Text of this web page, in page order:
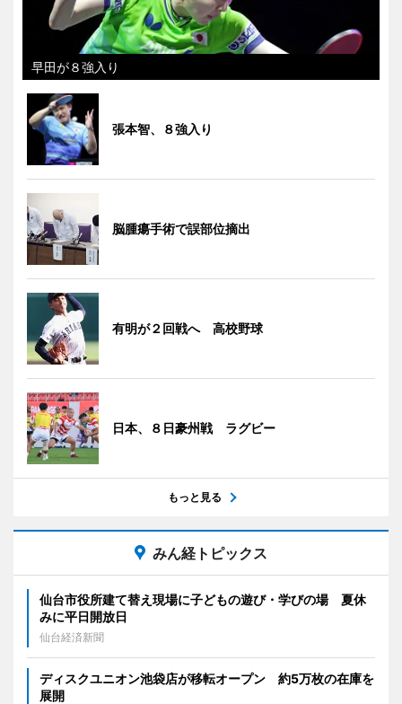
早田が８強入り
張本智、８強入り
脳腫瘍手術で誤部位摘出
有明が２回戦へ 高校野球
日本、８日豪州戦 ラグビー
もっと見る
みん経トピックス
仙台市役所建て替え現場に子どもの遊び・学びの場 夏休
みに平日開放日
仙台経済新聞
ディスクユニオン池袋店が移転オープン 約5万枚の在庫を
展開